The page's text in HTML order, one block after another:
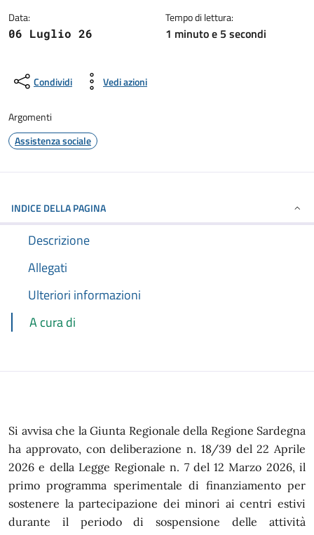
Data:
06 Luglio 26
Tempo di lettura:
1 minuto e 5 secondi
Condividi Vedi azioni
Argomenti
Assistenza sociale
INDICE DELLA PAGINA
Descrizione
Allegati
Ulteriori informazioni
A cura di
Si avvisa che la Giunta Regionale della Regione Sardegna
ha approvato, con deliberazione n. 18/39 del 22 Aprile
2026 e della Legge Regionale n. 7 del 12 Marzo 2026, il
primo programma sperimentale di finanziamento per
sostenere la partecipazione dei minori ai centri estivi
durante il periodo di sospensione delle attività